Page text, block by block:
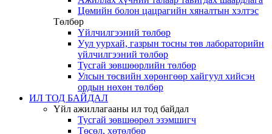
Цөмийн болон цацрагийн хяналтын хэлтэс
Төлбөр
Үйлчилгээний төлбөр
Уул уурхай, газрын тосны төв лабораторийн
үйлчилгээний төлбөр
Тусгай зөвшөөрлийн төлбөр
Улсын төсвийн хөрөнгөөр хайгуул хийсэн
ордын нөхөн төлбөр
ИЛ ТОД БАЙДАЛ
Үйл ажиллагааны ил тод байдал
Тусгай зөвшөөрөл эзэмшигч
Төсөл, хөтөлбөр